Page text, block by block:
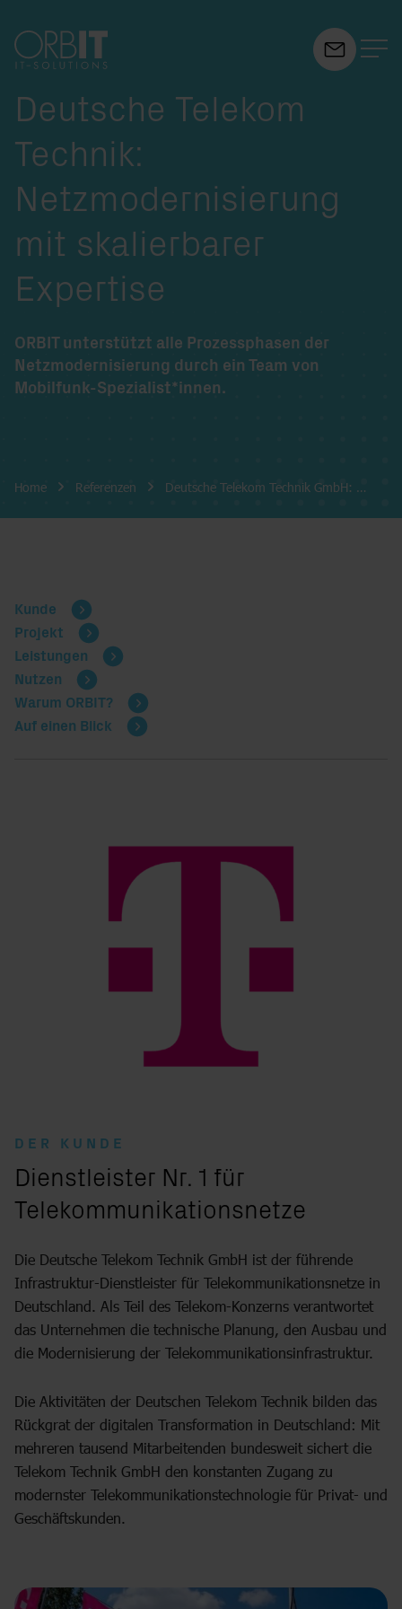
Suchfeld
Deutsche Telekom
Technik:
Netzmodernisierung
mit skalierbarer
Expertise
ORBIT unterstützt alle Prozessphasen der
Netzmodernisierung durch ein Team von
Mobilfunk-Spezialist*innen.
Breadcrumb-Navigation
Home Referenzen Deutsche Telekom Technik GmbH: …
Kunde
Projekt
Leistungen
Nutzen
Warum ORBIT?
Auf einen Blick
DER KUNDE
:Dienstleister Nr. 1 für
Telekommunikationsnetze
Die Deutsche Telekom Technik GmbH ist der führende
Infrastruktur-Dienstleister für Telekommunikationsnetze in
Deutschland. Als Teil des Telekom-Konzerns verantwortet
das Unternehmen die technische Planung, den Ausbau und
die Modernisierung der Telekommunikationsinfrastruktur.
Die Aktivitäten der Deutschen Telekom Technik bilden das
Rückgrat der digitalen Transformation in Deutschland: Mit
mehreren tausend Mitarbeitenden bundesweit sichert die
Telekom Technik GmbH den konstanten Zugang zu
modernster Telekommunikationstechnologie für Privat- und
Geschäftskunden.